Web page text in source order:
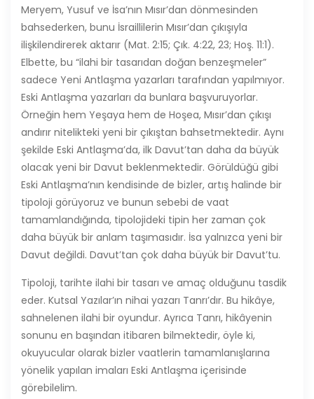
Meryem, Yusuf ve İsa’nın Mısır’dan dönmesinden
bahsederken, bunu İsraillilerin Mısır’dan çıkışıyla
ilişkilendirerek aktarır (Mat. 2:15; Çık. 4:22, 23; Hoş. 11:1).
Elbette, bu “ilahi bir tasarıdan doğan benzeşmeler”
sadece Yeni Antlaşma yazarları tarafından yapılmıyor.
Eski Antlaşma yazarları da bunlara başvuruyorlar.
Örneğin hem Yeşaya hem de Hoşea, Mısır’dan çıkışı
andırır nitelikteki yeni bir çıkıştan bahsetmektedir. Aynı
şekilde Eski Antlaşma’da, ilk Davut’tan daha da büyük
olacak yeni bir Davut beklenmektedir. Görüldüğü gibi
Eski Antlaşma’nın kendisinde de bizler, artış halinde bir
tipoloji görüyoruz ve bunun sebebi de vaat
tamamlandığında, tipolojideki tipin her zaman çok
daha büyük bir anlam taşımasıdır. İsa yalnızca yeni bir
Davut değildi. Davut’tan çok daha büyük bir Davut’tu.
Tipoloji, tarihte ilahi bir tasarı ve amaç olduğunu tasdik
eder. Kutsal Yazılar’ın nihai yazarı Tanrı’dır. Bu hikâye,
sahnelenen ilahi bir oyundur. Ayrıca Tanrı, hikâyenin
sonunu en başından itibaren bilmektedir, öyle ki,
okuyucular olarak bizler vaatlerin tamamlanışlarına
yönelik yapılan imaları Eski Antlaşma içerisinde
görebilelim.